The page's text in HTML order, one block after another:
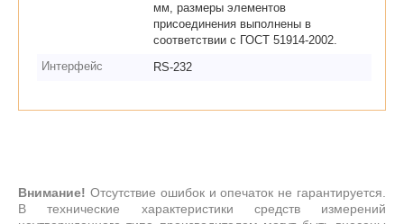
мм, размеры элементов
присоединения выполнены в
соответствии с ГОСТ 51914-2002.
Интерфейс
RS-232
Внимание! Отсутствие ошибок и опечаток не гарантируется.
В технические характеристики средств измерений